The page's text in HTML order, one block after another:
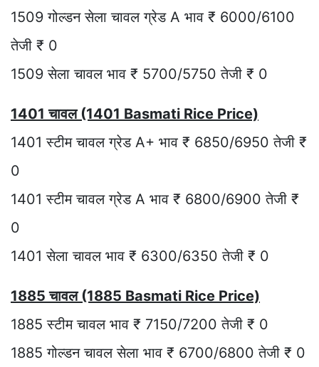
1509 गोल्डन सेला चावल ग्रेड A भाव ₹ 6000/6100
तेजी ₹ 0
1509 सेला चावल भाव ₹ 5700/5750 तेजी ₹ 0
1401 चावल (1401 Basmati Rice Price)
1401 स्टीम चावल ग्रेड A+ भाव ₹ 6850/6950 तेजी ₹
0
1401 स्टीम चावल ग्रेड A भाव ₹ 6800/6900 तेजी ₹
0
1401 सेला चावल भाव ₹ 6300/6350 तेजी ₹ 0
1885 चावल (1885 Basmati Rice Price)
1885 स्टीम चावल भाव ₹ 7150/7200 तेजी ₹ 0
1885 गोल्डन चावल सेला भाव ₹ 6700/6800 तेजी ₹ 0